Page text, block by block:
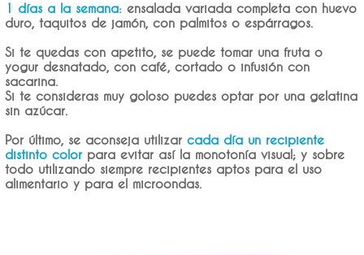
1 días a la semana: ensalada variada completa con huevo
duro, taquitos de jamón, con palmitos o espárragos.
Si te quedas con apetito, se puede tomar una fruta o
yogur desnatado, con café, cortado o infusión con
sacarina.
Si te consideras muy goloso puedes optar por una gelatina
sin azúcar.
Por último, se aconseja utilizar cada día un recipiente
distinto color para evitar así la monotonía visual; y sobre
todo utilizando siempre recipientes aptos para el uso
alimentario y para el microondas.